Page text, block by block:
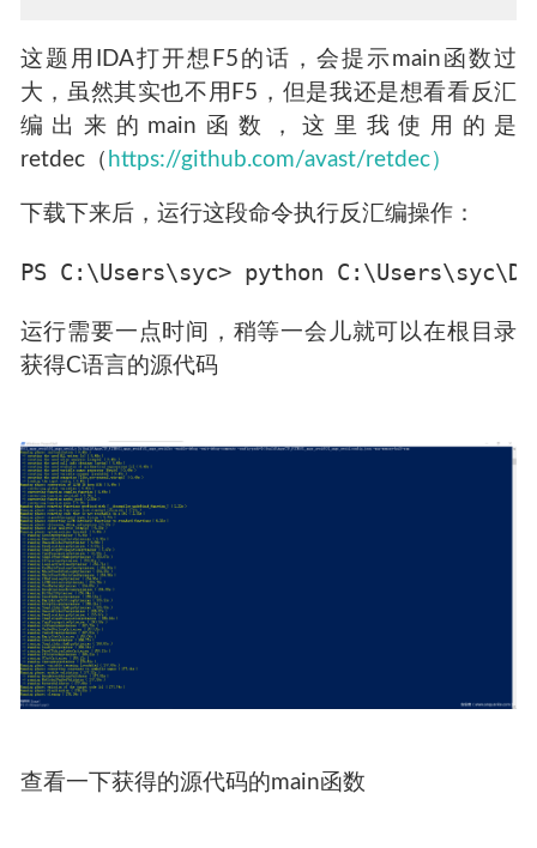
这题用IDA打开想F5的话，会提示main函数过
大，虽然其实也不用F5，但是我还是想看看反汇
编出来的main函数，这里我使用的是
retdec（ https://github.com/avast/retdec）
下载下来后，运行这段命令执行反汇编操作：
运行需要一点时间，稍等一会儿就可以在根目录
获得C语言的源代码
查看一下获得的源代码的main函数